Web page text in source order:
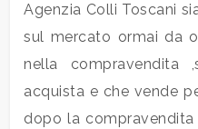
Agenzia Colli Toscani
sul mercato ormai da
nella compravendita
acquista e che vende
dopo la
Locali
minimi
Qualsiasi